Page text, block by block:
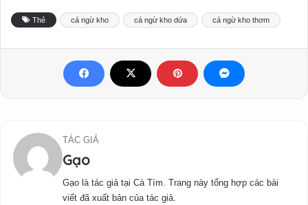
Thẻ cá ngừ kho cá ngừ kho dứa cá ngừ kho thơm
TÁC GIẢ
Gạo
Gạo là tác giả tại Cà Tím. Trang này tổng hợp các bài
viết đã xuất bản của tác giả.